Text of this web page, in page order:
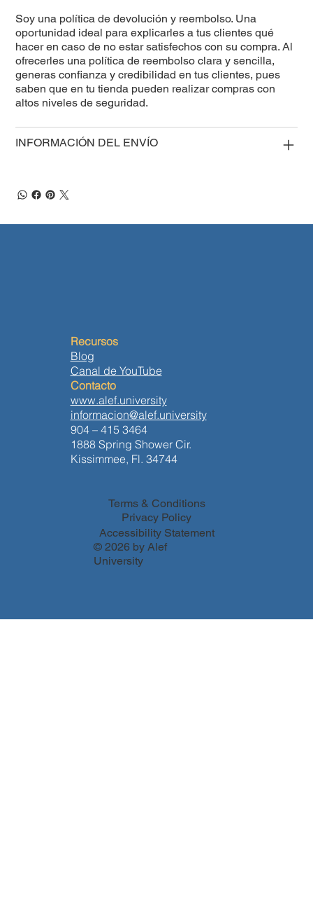
Soy una política de devolución y reembolso. Una
oportunidad ideal para explicarles a tus clientes qué
hacer en caso de no estar satisfechos con su compra. Al
ofrecerles una política de reembolso clara y sencilla,
generas confianza y credibilidad en tus clientes, pues
saben que en tu tienda pueden realizar compras con
altos niveles de seguridad.
INFORMACIÓN DEL ENVÍO
Recursos
Blog
Canal de YouTube
Contacto
www.alef.university
informacion@alef.university
904 – 415 3464
1888 Spring Shower Cir.
Kissimmee, Fl. 34744
Terms & Conditions
Privacy Policy
Accessibility Statement
© 2026 by Alef
University